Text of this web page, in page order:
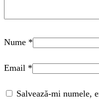
Nume *
Email *
Salvează-mi numele,